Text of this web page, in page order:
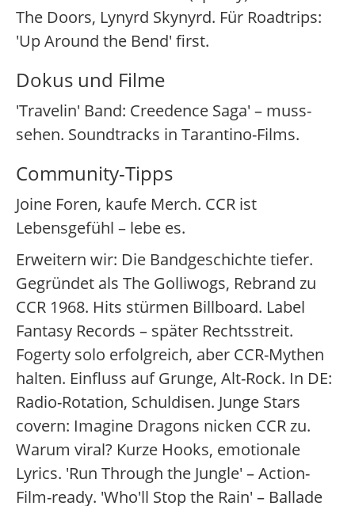
The Doors, Lynyrd Skynyrd. Für Roadtrips:
'Up Around the Bend' first.
Dokus und Filme
'Travelin' Band: Creedence Saga' – muss-
sehen. Soundtracks in Tarantino-Films.
Community-Tipps
Joine Foren, kaufe Merch. CCR ist
Lebensgefühl – lebe es.
Erweitern wir: Die Bandgeschichte tiefer.
Gegründet als The Golliwogs, Rebrand zu
CCR 1968. Hits stürmen Billboard. Label
Fantasy Records – später Rechtsstreit.
Fogerty solo erfolgreich, aber CCR-Mythen
halten. Einfluss auf Grunge, Alt-Rock. In DE:
Radio-Rotation, Schuldisen. Junge Stars
covern: Imagine Dragons nicken CCR zu.
Warum viral? Kurze Hooks, emotionale
Lyrics. 'Run Through the Jungle' – Action-
Film-ready. 'Who'll Stop the Rain' – Ballade